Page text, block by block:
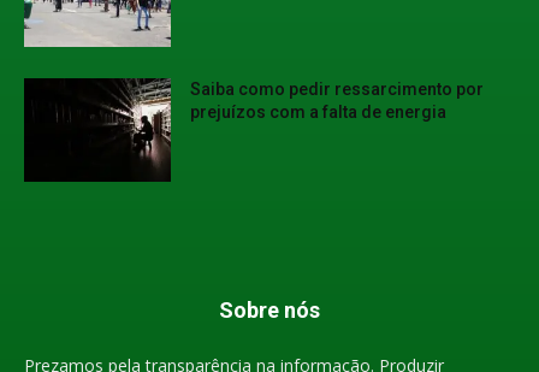
Saiba como pedir ressarcimento por
prejuízos com a falta de energia
Sobre nós
Prezamos pela transparência na informação. Produzir